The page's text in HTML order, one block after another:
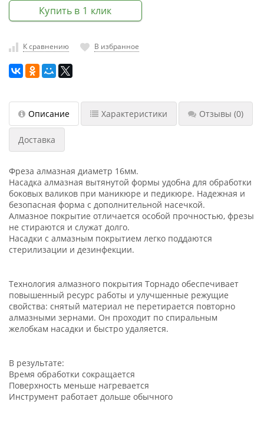
Купить в 1 клик
К сравнению В избранное
Описание Характеристики Отзывы (0)
Доставка
Фреза алмазная диаметр 16мм.
Насадка алмазная вытянутой формы удобна для обработки
боковых валиков при маникюре и педикюре. Надежная и
безопасная форма с дополнительной насечкой.
Алмазное покрытие отличается особой прочностью, фрезы
не стираются и служат долго.
Насадки с алмазным покрытием легко поддаются
стерилизации и дезинфекции.
Технология алмазного покрытия Торнадо обеспечивает
повышенный ресурс работы и улучшенные режущие
свойства: снятый материал не перетирается повторно
алмазными зернами. Он проходит по спиральным
желобкам насадки и быстро удаляется.
В результате:
Время обработки сокращается
Поверхность меньше нагревается
Инструмент работает дольше обычного